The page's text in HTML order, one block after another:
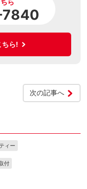
ら
ちら!
次の記事へ
ィー
付